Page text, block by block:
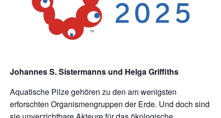
Johannes S. Sistermanns und Helga Griffiths
Aquatische Pilze gehören zu den am wenigsten
erforschten Organismengruppen der Erde. Und doch sind